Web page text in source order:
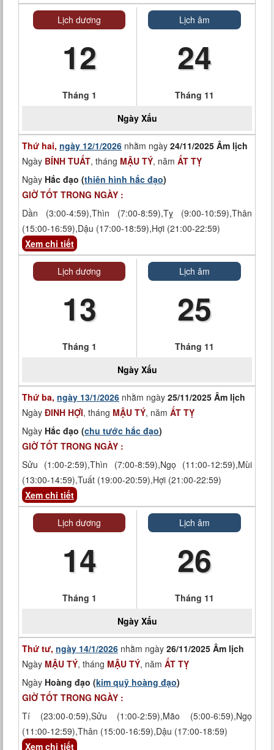
Lịch dương
12
Tháng 1
Lịch âm
24
Tháng 11
Ngày Xấu
Thứ hai, ngày 12/1/2026 nhằm ngày 24/11/2025 Âm lịch
Ngày BÍNH TUẤT, tháng MẬU TÝ, năm ẤT TỴ
Ngày Hắc đạo (thiên hình hắc đạo)
GIỜ TỐT TRONG NGÀY :
Dần (3:00-4:59),Thìn (7:00-8:59),Tỵ (9:00-10:59),Thân
(15:00-16:59),Dậu (17:00-18:59),Hợi (21:00-22:59)
Xem chi tiết
Lịch dương
13
Tháng 1
Lịch âm
25
Tháng 11
Ngày Xấu
Thứ ba, ngày 13/1/2026 nhằm ngày 25/11/2025 Âm lịch
Ngày ĐINH HỢI, tháng MẬU TÝ, năm ẤT TỴ
Ngày Hắc đạo (chu tước hắc đạo)
GIỜ TỐT TRONG NGÀY :
Sửu (1:00-2:59),Thìn (7:00-8:59),Ngọ (11:00-12:59),Mùi
(13:00-14:59),Tuất (19:00-20:59),Hợi (21:00-22:59)
Xem chi tiết
Lịch dương
14
Tháng 1
Lịch âm
26
Tháng 11
Ngày Xấu
Thứ tư, ngày 14/1/2026 nhằm ngày 26/11/2025 Âm lịch
Ngày MẬU TÝ, tháng MẬU TÝ, năm ẤT TỴ
Ngày Hoàng đạo (kim quỹ hoàng đạo)
GIỜ TỐT TRONG NGÀY :
Tí (23:00-0:59),Sửu (1:00-2:59),Mão (5:00-6:59),Ngọ
(11:00-12:59),Thân (15:00-16:59),Dậu (17:00-18:59)
Xem chi tiết